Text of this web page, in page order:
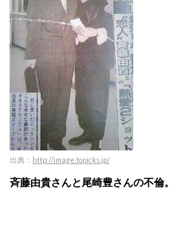
出典： http://image.topicks.jp/
斉藤由貴さんと尾崎豊さんの不倫。